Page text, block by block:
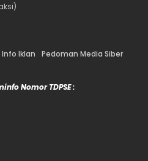
Info Iklan Pedoman Media Siber
Nomor TDPSE :